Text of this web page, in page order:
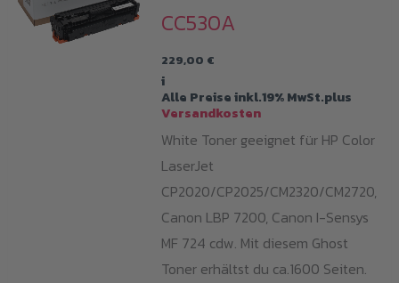
CC530A
229,00 €
i
Alle Preise inkl.19% MwSt.plus
Versandkosten
White Toner geeignet für HP Color
LaserJet
CP2020/CP2025/CM2320/CM2720,
Canon LBP 7200, Canon I-Sensys
MF 724 cdw. Mit diesem Ghost
Toner erhältst du ca.1600 Seiten.